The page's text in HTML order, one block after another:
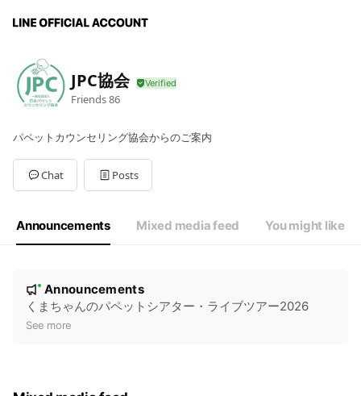
JPC協会
Friends86
パペットカウンセリング協会からのご案内
Chat Posts
Announcements Mixed media feed You might like
New
Announcements
くまちゃんのパペットシアター・ライブツアー2026
See more